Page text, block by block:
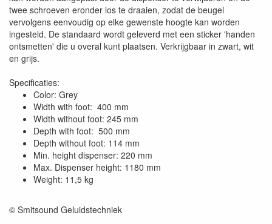
twee schroeven eronder los te draaien, zodat de beugel
vervolgens eenvoudig op elke gewenste hoogte kan worden
ingesteld. De standaard wordt geleverd met een sticker 'handen
ontsmetten' die u overal kunt plaatsen. Verkrijgbaar in zwart, wit
en grijs.
Specificaties:
Color: Grey
Width with foot: 400 mm
Width without foot: 245 mm
Depth with foot: 500 mm
Depth without foot: 114 mm
Min. height dispenser: 220 mm
Max. Dispenser height: 1180 mm
Weight: 11,5 kg
© Smitsound Geluidstechniek